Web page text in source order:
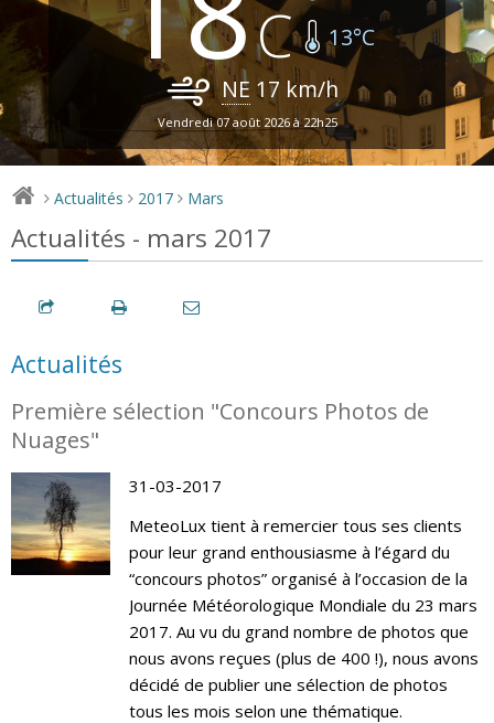
13°C
NE 17 km/h
Vendredi 07 août 2026 à 22h25
> Actualités > 2017 > Mars
Actualités - mars 2017
Actualités
Première sélection "Concours Photos de
Nuages"
31-03-2017
MeteoLux tient à remercier tous ses clients
pour leur grand enthousiasme à l’égard du
“concours photos” organisé à l’occasion de la
Journée Météorologique Mondiale du 23 mars
2017. Au vu du grand nombre de photos que
nous avons reçues (plus de 400 !), nous avons
décidé de publier une sélection de photos
tous les mois selon une thématique.